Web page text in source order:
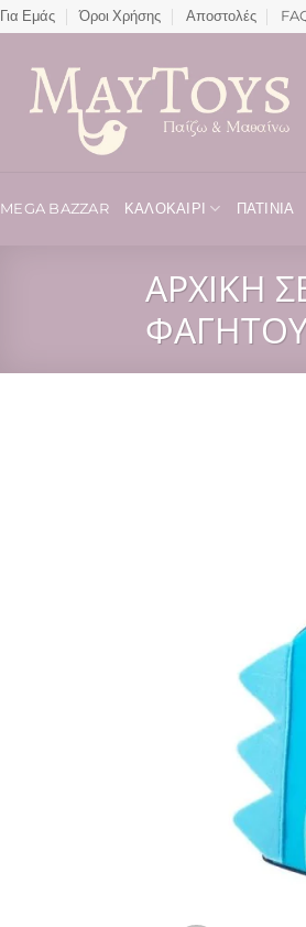
Μετάβαση
στο
περιεχόμενο
Για Εμάς Όροι Χρήσης Αποστολές
MEGA BAZZAR ΚΑΛΟΚΑΊΡΙ ΠΑΤΊΝΙΑ
ΑΡΧΙΚΉ